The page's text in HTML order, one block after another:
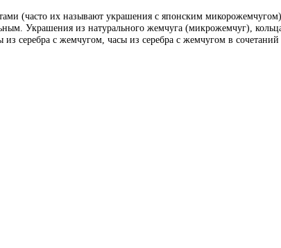
(часто их называют украшения с японским
Украшения из натурального жемчуга (микрожемчуг),
серебра с жемчугом, часы из серебра с жемчугом в